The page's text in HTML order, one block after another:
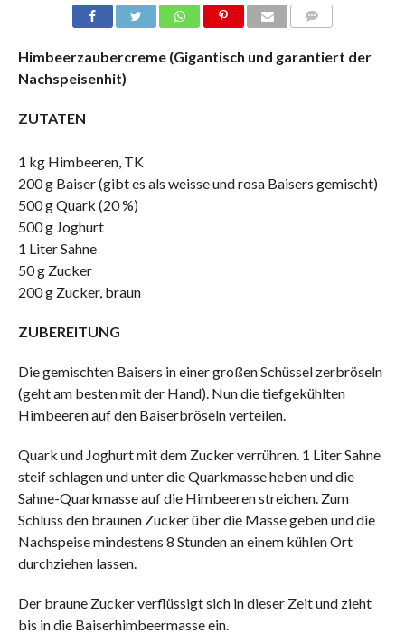
Himbeerzaubercreme (Gigantisch und garantiert der
Nachspeisenhit)
ZUTATEN
1 kg Himbeeren, TK
200 g Baiser (gibt es als weisse und rosa Baisers gemischt)
500 g Quark (20 %)
500 g Joghurt
1 Liter Sahne
50 g Zucker
200 g Zucker, braun
ZUBEREITUNG
Die gemischten Baisers in einer großen Schüssel zerbröseln
(geht am besten mit der Hand). Nun die tiefgekühlten
Himbeeren auf den Baiserbröseln verteilen.
Quark und Joghurt mit dem Zucker verrühren. 1 Liter Sahne
steif schlagen und unter die Quarkmasse heben und die
Sahne-Quarkmasse auf die Himbeeren streichen. Zum
Schluss den braunen Zucker über die Masse geben und die
Nachspeise mindestens 8 Stunden an einem kühlen Ort
durchziehen lassen.
Der braune Zucker verflüssigt sich in dieser Zeit und zieht
bis in die Baiserhimbeermasse ein.